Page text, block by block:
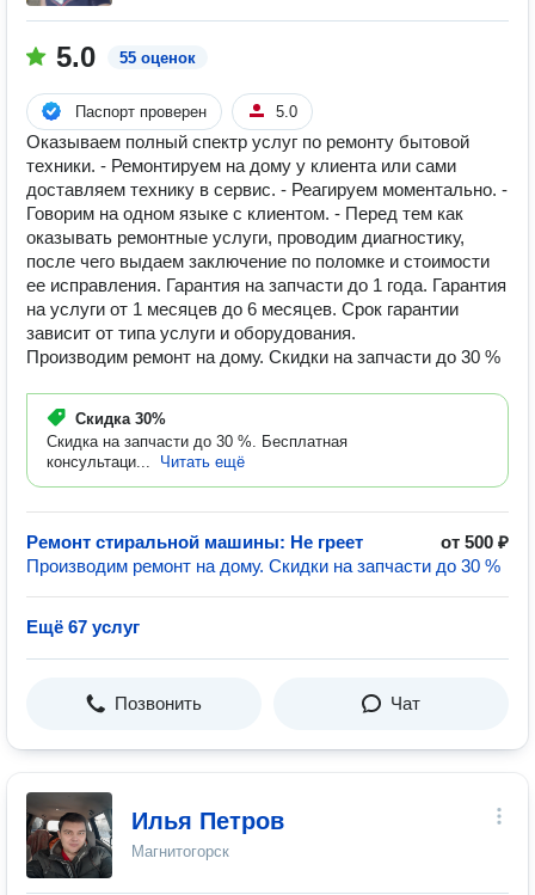
5.0 55 оценок
Паспорт проверен 5.0
Оказываем полный спектр услуг по ремонту бытовой
техники. - Ремонтируем на дому у клиента или сами
доставляем технику в сервис. - Реагируем моментально. -
Говорим на одном языке с клиентом. - Перед тем как
оказывать ремонтные услуги, проводим диагностику,
после чего выдаем заключение по поломке и стоимости
ее исправления. Гарантия на запчасти до 1 года. Гарантия
на услуги от 1 месяцев до 6 месяцев. Срок гарантии
зависит от типа услуги и оборудования.
Производим ремонт на дому. Скидки на запчасти до 30 %
Скидка 30%
Скидка на запчасти до 30 %. Бесплатная
консультаци...
Читать ещё
Ремонт стиральной машины: Не греет
от 500 ₽
Производим ремонт на дому. Скидки на запчасти до 30 %
Ещё 67 услуг
Позвонить Чат
Илья Петров
Магнитогорск